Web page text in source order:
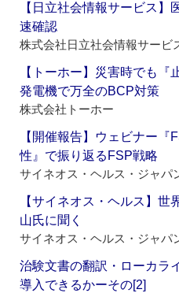
【日立社会情報サービス
速確認
株式会社日立社会情報サービ
【トーホー】災害時でも
発電機で万全のBCP対策
株式会社トーホー
【開催報告】ウェビナー
性』で振り返るFSP戦略
サイネオス・ヘルス・ジャパ
【サイネオス・ヘルス】
山氏に聞く
サイネオス・ヘルス・ジャパ
治験文書の翻訳・ローカラ
導入できるかーその[2]